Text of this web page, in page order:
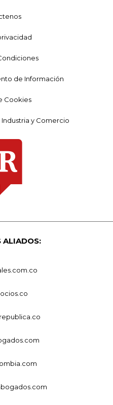
de Información
Cookies
y Comercio
ALIADOS: